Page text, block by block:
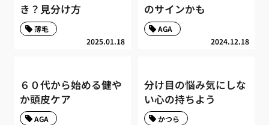
き？見分け方
2025.01.18
薄毛
のサインかも
2024.12.18
AGA
６０代から始める健や
か頭皮ケア
AGA
分け目の悩み気にしな
い心の持ちよう
かつら